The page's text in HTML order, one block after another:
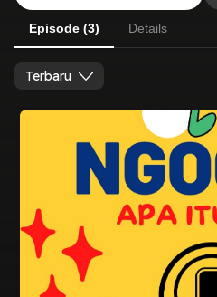
Episode (3) Details
Terbaru